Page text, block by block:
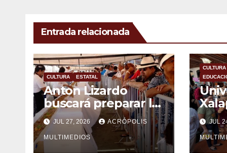
Entrada relacionada
CULTURA ESTATAL
Anton Lizardo
buscará preparar la
minilla más grande
del mundo
JUL 27, 2026 ACRÓPOLIS
MULTIMEDIOS
CULTURA
laJUL